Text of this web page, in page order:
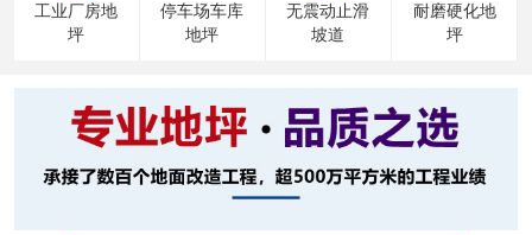
工业厂房地
坪
停车场车库
地坪
无震动止滑
坡道
耐磨硬化地
坪